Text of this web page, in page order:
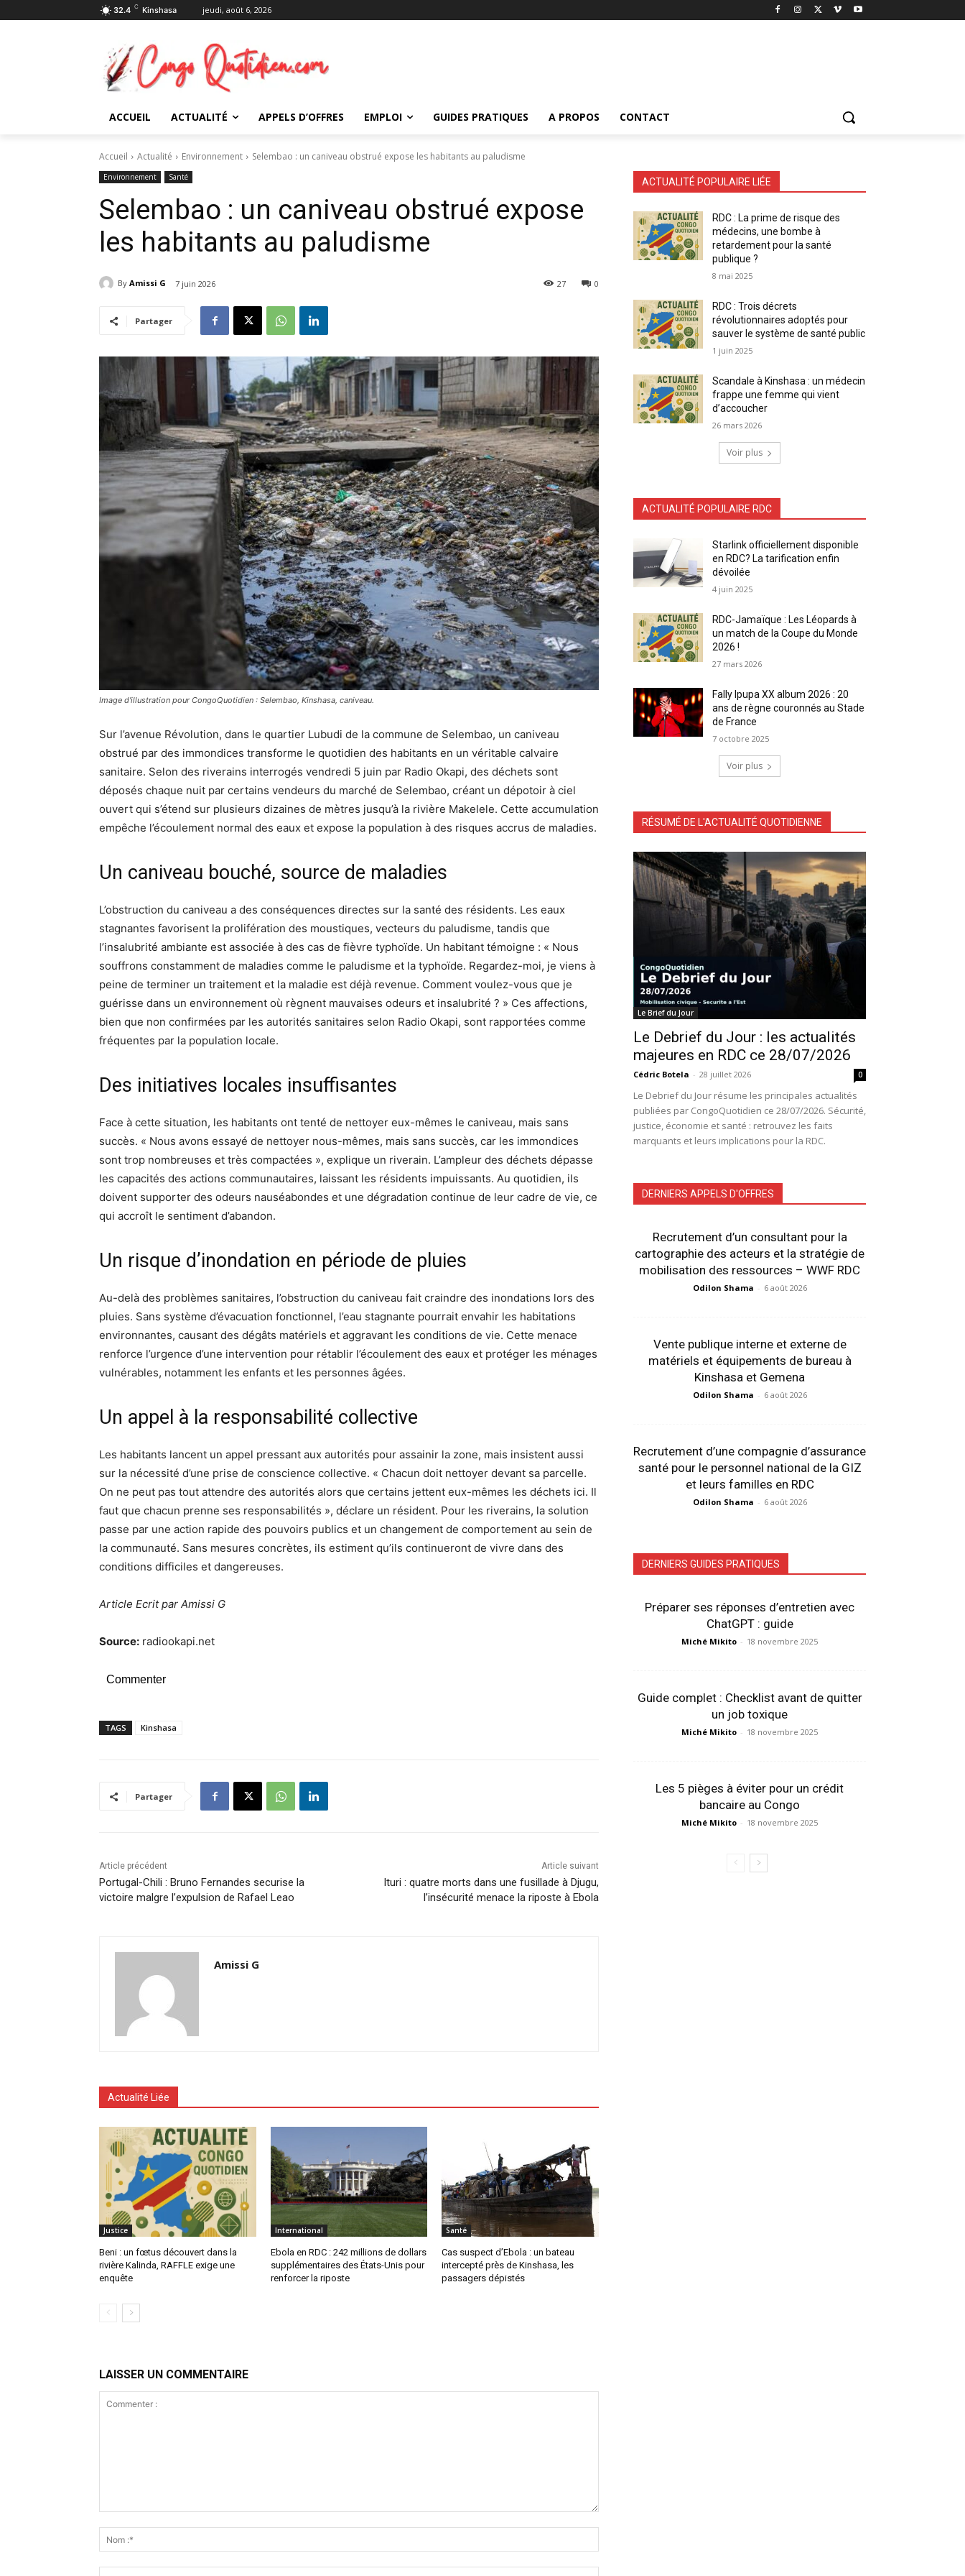
32.4 C Kinshasa jeudi, août 6, 2026
ACCUEIL ACTUALITÉ APPELS D’OFFRES EMPLOI GUIDES PRATIQUES A PROPOS CONTACT
Accueil Actualité Environnement Selembao : un caniveau obstrué expose les habitants au paludisme
Environnement Santé
Selembao : un caniveau obstrué expose
les habitants au paludisme
By Amissi G 7 juin 2026 0
27
Partager
Image d'illustration pour CongoQuotidien : Selembao, Kinshasa, caniveau.
Sur l’avenue Révolution, dans le quartier Lubudi de la commune de Selembao, un caniveau
obstrué par des immondices transforme le quotidien des habitants en un véritable calvaire
sanitaire. Selon des riverains interrogés vendredi 5 juin par Radio Okapi, des déchets sont
déposés chaque nuit par certains vendeurs du marché de Selembao, créant un dépotoir à ciel
ouvert qui s’étend sur plusieurs dizaines de mètres jusqu’à la rivière Makelele. Cette accumulation
empêche l’écoulement normal des eaux et expose la population à des risques accrus de maladies.
Un caniveau bouché, source de maladies
L’obstruction du caniveau a des conséquences directes sur la santé des résidents. Les eaux
stagnantes favorisent la prolifération des moustiques, vecteurs du paludisme, tandis que
l’insalubrité ambiante est associée à des cas de fièvre typhoïde. Un habitant témoigne : « Nous
souffrons constamment de maladies comme le paludisme et la typhoïde. Regardez-moi, je viens à
peine de terminer un traitement et la maladie est déjà revenue. Comment voulez-vous que je
guérisse dans un environnement où règnent mauvaises odeurs et insalubrité ? » Ces affections,
bien que non confirmées par les autorités sanitaires selon Radio Okapi, sont rapportées comme
fréquentes par la population locale.
Des initiatives locales insuffisantes
Face à cette situation, les habitants ont tenté de nettoyer eux-mêmes le caniveau, mais sans
succès. « Nous avons essayé de nettoyer nous-mêmes, mais sans succès, car les immondices
sont trop nombreuses et très compactées », explique un riverain. L’ampleur des déchets dépasse
les capacités des actions communautaires, laissant les résidents impuissants. Au quotidien, ils
doivent supporter des odeurs nauséabondes et une dégradation continue de leur cadre de vie, ce
qui accroît le sentiment d’abandon.
Un risque d’inondation en période de pluies
Au-delà des problèmes sanitaires, l’obstruction du caniveau fait craindre des inondations lors des
pluies. Sans système d’évacuation fonctionnel, l’eau stagnante pourrait envahir les habitations
environnantes, causant des dégâts matériels et aggravant les conditions de vie. Cette menace
renforce l’urgence d’une intervention pour rétablir l’écoulement des eaux et protéger les ménages
vulnérables, notamment les enfants et les personnes âgées.
Un appel à la responsabilité collective
Les habitants lancent un appel pressant aux autorités pour assainir la zone, mais insistent aussi
sur la nécessité d’une prise de conscience collective. « Chacun doit nettoyer devant sa parcelle.
On ne peut pas tout attendre des autorités alors que certains jettent eux-mêmes les déchets ici. Il
faut que chacun prenne ses responsabilités », déclare un résident. Pour les riverains, la solution
passe par une action rapide des pouvoirs publics et un changement de comportement au sein de
la communauté. Sans mesures concrètes, ils estiment qu’ils continueront de vivre dans des
conditions difficiles et dangereuses.
Article Ecrit par Amissi G
Source: radiookapi.net
Commenter
TAGS Kinshasa
Partager
Article précédent
Portugal-Chili : Bruno Fernandes securise la
victoire malgre l’expulsion de Rafael Leao
Article suivant
Ituri : quatre morts dans une fusillade à Djugu,
l’insécurité menace la riposte à Ebola
Amissi G
Actualité Liée
Justice
Beni : un fœtus découvert dans la
rivière Kalinda, RAFFLE exige une
enquête
International
Ebola en RDC : 242 millions de dollars
supplémentaires des États-Unis pour
renforcer la riposte
Santé
Cas suspect d’Ebola : un bateau
intercepté près de Kinshasa, les
passagers dépistés
LAISSER UN COMMENTAIRE
:*
ACTUALITÉ POPULAIRE LIÉE
RDC : La prime de risque des
médecins, une bombe à
retardement pour la santé
publique ?
8 mai 2025
RDC : Trois décrets
révolutionnaires adoptés pour
sauver le système de santé public
1 juin 2025
Scandale à Kinshasa : un médecin
frappe une femme qui vient
d’accoucher
26 mars 2026
Voir plus
ACTUALITÉ POPULAIRE RDC
Starlink officiellement disponible
en RDC? La tarification enfin
dévoilée
4 juin 2025
RDC-Jamaïque : Les Léopards à
un match de la Coupe du Monde
2026 !
27 mars 2026
Fally Ipupa XX album 2026 : 20
ans de règne couronnés au Stade
de France
7 octobre 2025
Voir plus
RÉSUMÉ DE L'ACTUALITÉ QUOTIDIENNE
Le Brief du Jour
Le Debrief du Jour : les actualités
majeures en RDC ce 28/07/2026
Cédric Botela - 28 juillet 2026 0
Le Debrief du Jour résume les principales actualités
publiées par CongoQuotidien ce 28/07/2026. Sécurité,
justice, économie et santé : retrouvez les faits
marquants et leurs implications pour la RDC.
DERNIERS APPELS D'OFFRES
Recrutement d’un consultant pour la
cartographie des acteurs et la stratégie de
mobilisation des ressources – WWF RDC
Odilon Shama - 6 août 2026
Vente publique interne et externe de
matériels et équipements de bureau à
Kinshasa et Gemena
Odilon Shama - 6 août 2026
Recrutement d’une compagnie d’assurance
santé pour le personnel national de la GIZ
et leurs familles en RDC
Odilon Shama - 6 août 2026
DERNIERS GUIDES PRATIQUES
Préparer ses réponses d’entretien avec
ChatGPT : guide
Miché Mikito - 18 novembre 2025
Guide complet : Checklist avant de quitter
un job toxique
Miché Mikito - 18 novembre 2025
Les 5 pièges à éviter pour un crédit
bancaire au Congo
Miché Mikito - 18 novembre 2025